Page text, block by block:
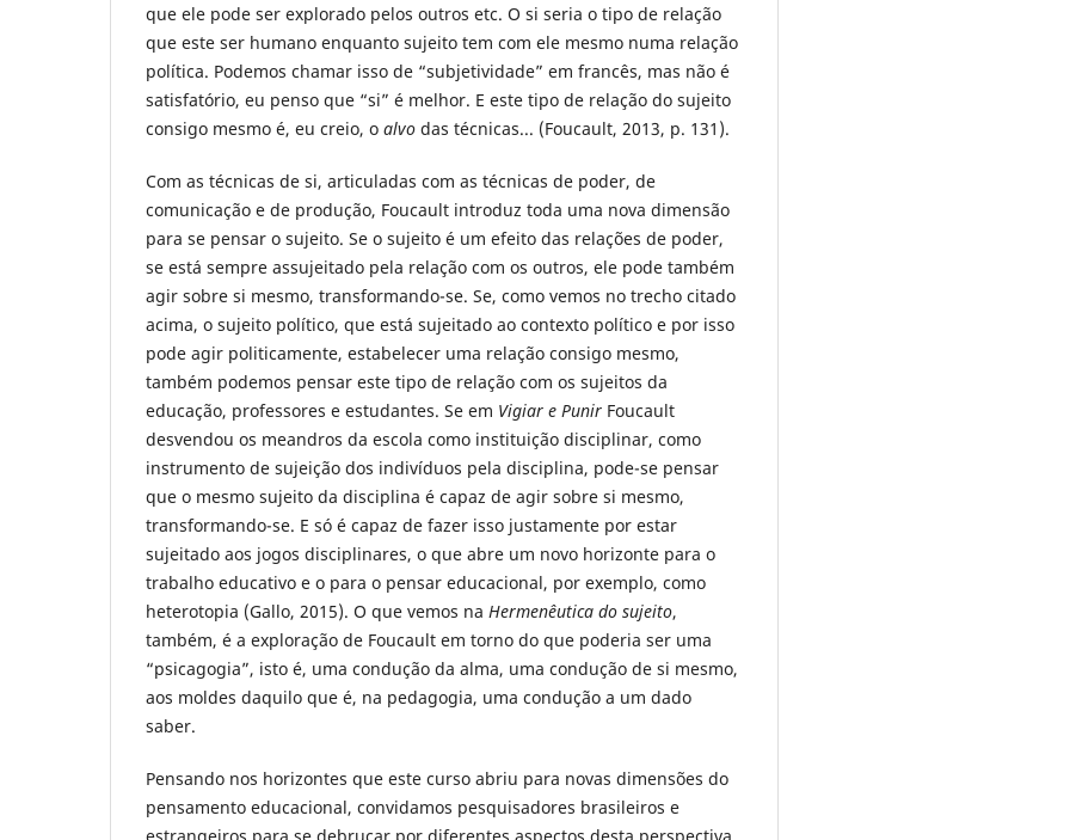
que ele pode ser explorado pelos outros etc. O si seria o tipo de relação
que este ser humano enquanto sujeito tem com ele mesmo numa relação
política. Podemos chamar isso de “subjetividade” em francês, mas não é
satisfatório, eu penso que “si” é melhor. E este tipo de relação do sujeito
consigo mesmo é, eu creio, o alvo das técnicas... (Foucault, 2013, p. 131).
Com as técnicas de si, articuladas com as técnicas de poder, de
comunicação e de produção, Foucault introduz toda uma nova dimensão
para se pensar o sujeito. Se o sujeito é um efeito das relações de poder,
se está sempre assujeitado pela relação com os outros, ele pode também
agir sobre si mesmo, transformando-se. Se, como vemos no trecho citado
acima, o sujeito político, que está sujeitado ao contexto político e por isso
pode agir politicamente, estabelecer uma relação consigo mesmo,
também podemos pensar este tipo de relação com os sujeitos da
educação, professores e estudantes. Se em Vigiar e Punir Foucault
desvendou os meandros da escola como instituição disciplinar, como
instrumento de sujeição dos indivíduos pela disciplina, pode-se pensar
que o mesmo sujeito da disciplina é capaz de agir sobre si mesmo,
transformando-se. E só é capaz de fazer isso justamente por estar
sujeitado aos jogos disciplinares, o que abre um novo horizonte para o
trabalho educativo e o para o pensar educacional, por exemplo, como
heterotopia (Gallo, 2015). O que vemos na Hermenêutica do sujeito,
também, é a exploração de Foucault em torno do que poderia ser uma
“psicagogia”, isto é, uma condução da alma, uma condução de si mesmo,
aos moldes daquilo que é, na pedagogia, uma condução a um dado
saber.
Pensando nos horizontes que este curso abriu para novas dimensões do
pensamento educacional, convidamos pesquisadores brasileiros e